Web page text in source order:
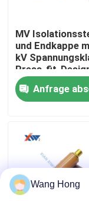
treten Sie mit
Keramischer
MV
und Endkappe
kV
Press-fit-
Schaltanlage-
aus
isolierendem
Anfrage
Wang Hong